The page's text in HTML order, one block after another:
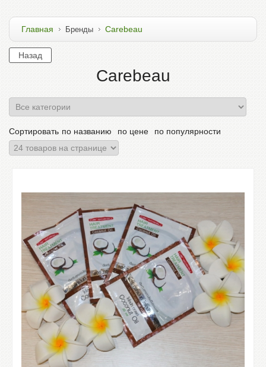
Главная Бренды Carebeau
Carebeau
Сортировать по названию по цене по популярности